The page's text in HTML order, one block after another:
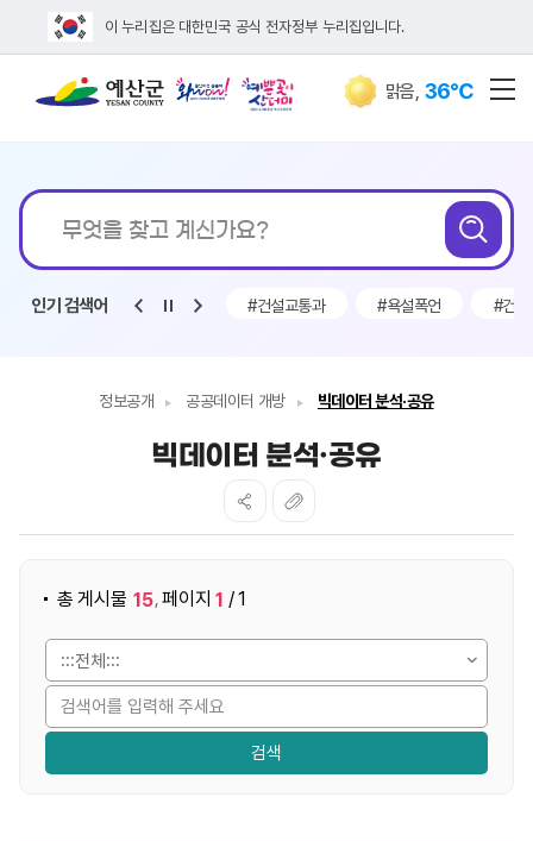
이 누리집은 대한민국 공식 전자정부 누리집입니다.
맑음, 36℃
통합검색
인기 검색어
#채용 #구인 #건설교통과 #욕설폭언 #건설
정보공개 공공데이터 개방 빅데이터 분석·공유
빅데이터 분석·공유
총 게시물 15 ,페이지1 / 1